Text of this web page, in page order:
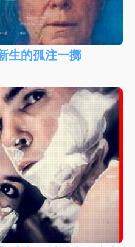
生的孤注一擲